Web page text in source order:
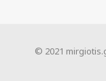
© 2021